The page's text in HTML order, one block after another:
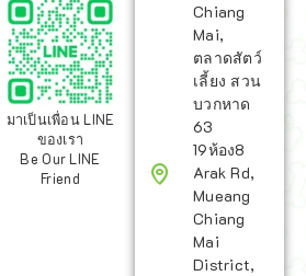
มาเป็นเพื่อน LINE
ของเรา
Be Our LINE
Friend
Chiang
Mai,
ตลาดสัตว์
เลี้ยง สวน
บวกหาด
63
19ห้อง8
Arak Rd,
Mueang
Chiang
Mai
District,